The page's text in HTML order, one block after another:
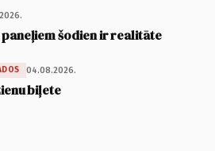
paneļiem šodien ir realitāte
04.08.2026.
biļete